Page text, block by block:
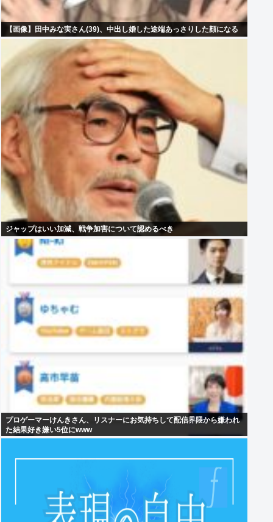
【画像】田中みな実さん(39)、中出し婚した途端あっさりした顔になる
ジャップはいい加減、戦争加害について認めるべき
プロゲーマーけんきさん、リスナーにお気持ちして配信界隈から嫌われ
た結果好き嫌い5位にwww